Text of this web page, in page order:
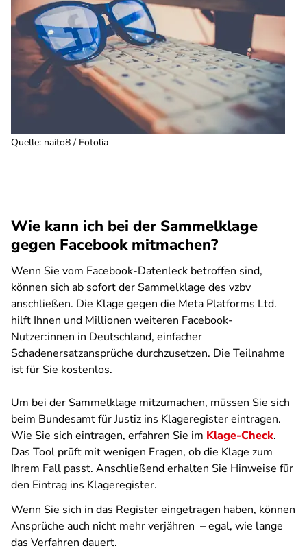
Quelle: naito8 / Fotolia
Wie kann ich bei der Sammelklage
gegen Facebook mitmachen?
Wenn Sie vom Facebook-Datenleck betroffen sind,
können sich ab sofort der Sammelklage des vzbv
anschließen. Die Klage gegen die Meta Platforms Ltd.
hilft Ihnen und Millionen weiteren Facebook-
Nutzer:innen in Deutschland, einfacher
Schadenersatzansprüche durchzusetzen. Die Teilnahme
ist für Sie kostenlos.
Um bei der Sammelklage mitzumachen, müssen Sie sich
beim Bundesamt für Justiz ins Klageregister eintragen.
Wie Sie sich eintragen, erfahren Sie im Klage-Check.
Das Tool prüft mit wenigen Fragen, ob die Klage zum
Ihrem Fall passt. Anschließend erhalten Sie Hinweise für
den Eintrag ins Klageregister.
Wenn Sie sich in das Register eingetragen haben, können
Ansprüche auch nicht mehr verjähren – egal, wie lange
das Verfahren dauert.